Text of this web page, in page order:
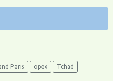
Paris opex Tchad